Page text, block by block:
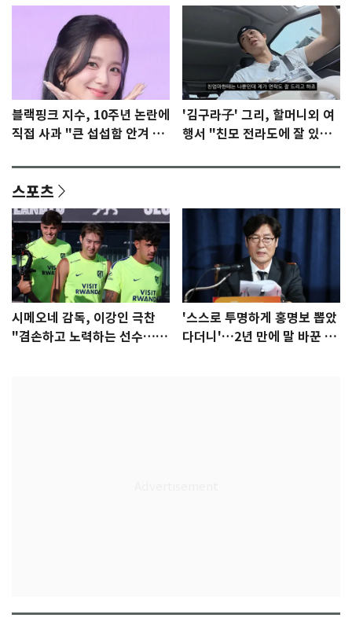
블랙핑크 지수, 10주년 논란에
직접 사과 "큰 섭섭함 안겨 미
'김구라子' 그리, 할머니외 여
행서 "친모 전라도에 잘 있
스포츠
시메오네 감독, 이강인 극찬
"겸손하고 노력하는 선수…좋
'스스로 투명하게 홍명보 뽑았
다더니'…2년 만에 말 바꾼 이